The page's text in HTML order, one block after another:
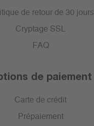
de retour de 30 jours
Cryptage SSL
FAQ
de paiement
Carte de crédit
Prépaiement